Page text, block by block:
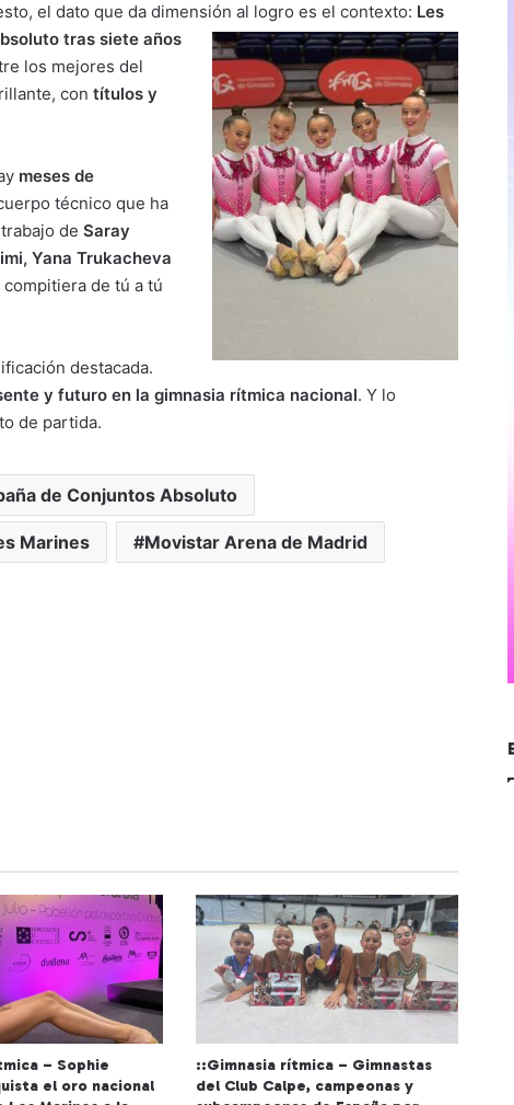
el dato que da dimensión al logro es el contexto: Les
tras siete años
los mejores del
con títulos y
meses de
técnico que ha
de Saray
Yana Trukacheva
de tú a tú
destacada.
y futuro en la gimnasia rítmica nacional. Y lo
de partida.
de Conjuntos Absoluto
Marines Movistar Arena de Madrid
– Sophie
el oro nacional
::Gimnasia rítmica – Gimnastas
del Club Calpe, campeonas y